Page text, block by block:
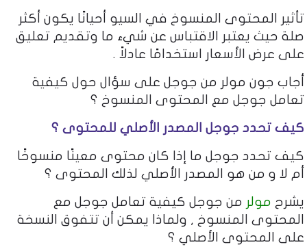
تأثير المحتوى المنسوخ في السيو أحيانًا يكون أكثر
صلة حيث يعتبر الاقتباس عن شيء ما وتقديم تعليق
على عرض الأسعار استخدامًا عادلاً .
أجاب جون مولر من جوجل على سؤال حول كيفية
تعامل جوجل مع المحتوى المنسوخ ؟
كيف تحدد جوجل المصدر الأصلي للمحتوى ؟
كيف تحدد جوجل ما إذا كان محتوى معينًا منسوخًا
أم لا و من هو المصدر الأصلي لذلك المحتوى ؟
يشرح مولر من جوجل كيفية تعامل جوجل مع
المحتوى المنسوخ , ولماذا يمكن أن تتفوق النسخة
على المحتوى الأصلي ؟